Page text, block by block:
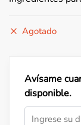
Agotado
Avísame
disponible.